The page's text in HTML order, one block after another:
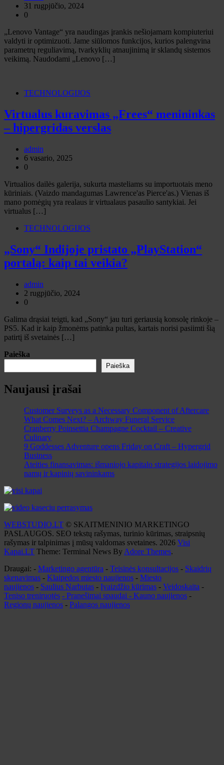
31 rugpjūčio, 2024
0
„Lenovo Vantage“ yra naudingas įrankis nešiojamam kompiuteriui
valdyti ir optimizuoti. Jame siūlomos funkcijos, kurios palengvina
parametrų reguliavimą, tvarkyklių atnaujinimą ir sklandų sistemos
veikimą. Naudodami „Lenovo […]
TECHNOLOGIJOS
Virtualus kuravimas „Frees“ menininkas
– hipergridas verslas
admin
6 vasario, 2025
0
Virtualios dailės galerija, sukurta masteliams su importuotais meno
kūriniais. (Vaizdo mandagumas Lawrence'as Pierce'as.) Vienas iš
mano pomėgių yra realaus ir virtualaus pasaulio santykiai. Jei
virtualus […]
TECHNOLOGIJOS
„Sony“ Indijoje pristato „PlayStation“
portalą: kaip tai veikia?
admin
2 rugpjūčio, 2024
0
Galima drąsiai teigti, kad „Sony“ jau turi geriausią konsolę rinkoje –
PS5. Kad ir kaip žmonėms patinka pultas, kartais norisi pasiimti šią
patirtį iš svetainės […]
Paieška
Paieška
Naujausi įrašai
Customer Surveys as a Necessary Component of Aftercare
What Comes Next? – Archway Funeral Service
Cranberry Poinsettia Champagne Cocktail – Creative
Culinary
9 Goddesses Adventure opens Friday on Craft – Hypergrid
Business
Ateities finansavimas: išmaniojo kapitalo strategijos laidojimo
namų ir kapinių savininkams
WEBSTUDIO.LT © SKAITMENINIO MARKETINGO
PASLAUGOS. SEO tekstų rašymas, turinio kūrimas, straipsnių
rašymas ir talpinimas į mūsų valdomas svetaines. 2026 Visi
Kapai.LT Theme: Terminal News By Adore Themes.
Draugai: - Marketingo agentūra - Teisinės konsultacijos - Skaidrių
skenavimas - Klaipedos miesto naujienos - Miesto
naujienos - Saulius Narbutas - Įvaizdžio kūrimas - Veidoskaita -
Teniso treniruotės - Pranešimai spaudai - Kauno naujienos -
Regionų naujienos - Palangos naujienos